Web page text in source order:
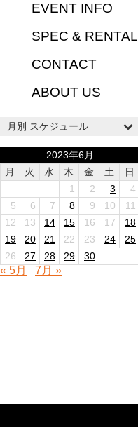
EVENT INFO
SPEC & RENTAL
CONTACT
ABOUT US
月別 スケジュール
2023年6月
月
火 水 木 金 土
日
1
2 3
4
5
6 7 8 9 10
11
12
13 14 15 16 17
18
19
20 21 22 23 24
25
26
27 28 29 30
« 5月 7月 »